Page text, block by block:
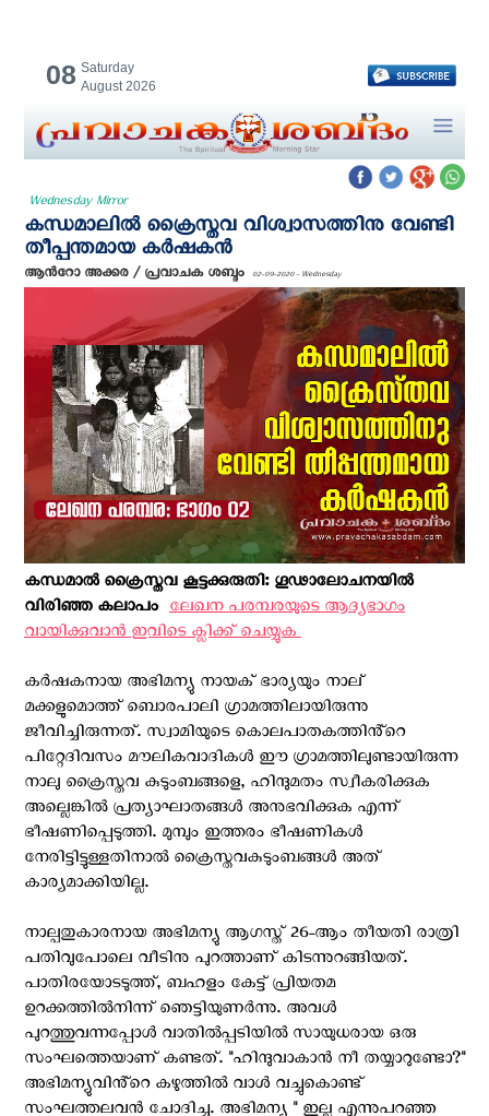
08 Saturday
August 2026
Wednesday Mirror
കന്ധമാലില്‍ ക്രൈസ്തവ വിശ്വാസത്തിനു വേണ്ടി
തീപ്പന്തമായ കർഷകൻ
ആന്‍റോ അക്കര / പ്രവാചക ശബ്ദം 02-09-2020 - Wednesday
കന്ധമാല്‍ ക്രൈസ്തവ കൂട്ടക്കുരുതി: ഗൂഢാലോചനയില്‍
വിരിഞ്ഞ കലാപം ‍ ലേഖന പരമ്പരയുടെ ആദ്യഭാഗം
വായിക്കുവാന്‍ ഇവിടെ ക്ലിക്ക് ചെയ്യുക ‍
കർഷകനായ അഭിമന്യു നായക് ഭാര്യയും നാല്
മക്കളുമൊത്ത് ബൊരപാലി ഗ്രാമത്തിലായിരുന്നു
ജീവിച്ചിരുന്നത്. സ്വാമിയുടെ കൊലപാതകത്തിൻ്റെ
പിറ്റേദിവസം മൗലികവാദികൾ ഈ ഗ്രാമത്തിലുണ്ടായിരുന്ന
നാലു ക്രൈസ്തവ കുടുംബങ്ങളെ, ഹിന്ദുമതം സ്വീകരിക്കുക
അല്ലെങ്കിൽ പ്രത്യാഘാതങ്ങൾ അനുഭവിക്കുക എന്ന്
ഭീഷണിപ്പെടുത്തി. മുമ്പും ഇത്തരം ഭീഷണികൾ
നേരിട്ടിട്ടുള്ളതിനാൽ ക്രൈസ്തവകുടുംബങ്ങൾ അത്
കാര്യമാക്കിയില്ല.
നാല്പതുകാരനായ അഭിമന്യു ആഗസ്ത് 26-ആം തീയതി രാത്രി
പതിവുപോലെ വീടിനു പുറത്താണ് കിടന്നുറങ്ങിയത്.
പാതിരയോടടുത്ത്, ബഹളം കേട്ട് പ്രിയതമ
ഉറക്കത്തിൽനിന്ന് ഞെട്ടിയുണർന്നു. അവൾ
പുറത്തുവന്നപ്പോൾ വാതിൽപ്പടിയിൽ സായുധരായ ഒരു
സംഘത്തെയാണ് കണ്ടത്. "ഹിന്ദുവാകാൻ നീ തയ്യാറുണ്ടോ?"
അഭിമന്യുവിൻ്റെ കഴുത്തിൽ വാൾ വച്ചുകൊണ്ട്